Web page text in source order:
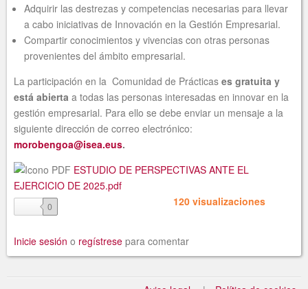
Adquirir las destrezas y competencias necesarias para llevar
a cabo iniciativas de Innovación en la Gestión Empresarial.
Compartir conocimientos y vivencias con otras personas
provenientes del ámbito empresarial.
La participación en la Comunidad de Prácticas es gratuita y
está abierta a todas las personas interesadas en innovar en la
gestión empresarial. Para ello se debe enviar un mensaje a la
siguiente dirección de correo electrónico:
morobengoa@isea.eus.
ESTUDIO DE PERSPECTIVAS ANTE EL
EJERCICIO DE 2025.pdf
like0 120 visualizaciones
Inicie sesión o regístrese para comentar